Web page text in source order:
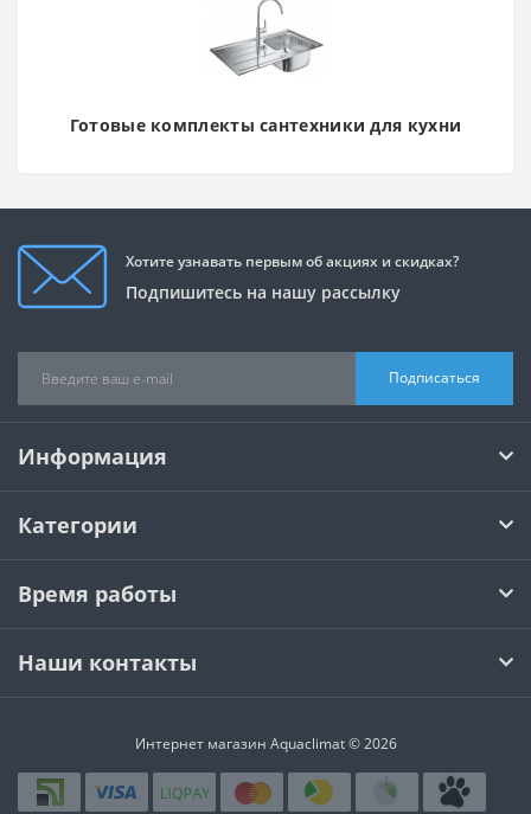
Готовые комплекты сантехники для кухни
Хотите узнавать первым об акциях и скидках?
Подпишитесь на нашу рассылку
Подписаться
Информация
Категории
Время работы
Наши контакты
Интернет магазин Aquaclimat © 2026